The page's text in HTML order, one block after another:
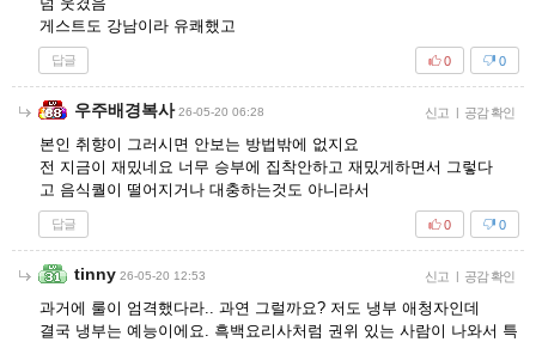
게스트도 강남이라 유쾌했고
답글 0
0
우주배경복사 26-05-20 06:28 신고 | 공감 확인
본인 취향이 그러시면 안보는 방법밖에 없지요
전 지금이 재밌네요 너무 승부에 집착안하고 재밌게하면서 그렇다
고 음식퀄이 떨어지거나 대충하는것도 아니라서
답글 0
0
tinny 26-05-20 12:53 신고 | 공감 확인
과거에 룰이 엄격했다라.. 과연 그럴까요? 저도 냉부 애청자인데
결국 냉부는 예능이에요. 흑백요리사처럼 권위 있는 사람이 나와서 특